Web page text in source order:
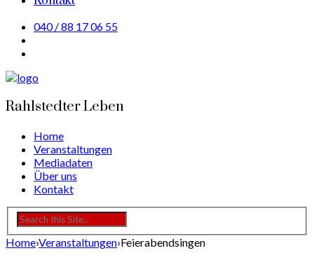
040 / 88 17 06 55
Rahlstedter Leben
Home
Veranstaltungen
Mediadaten
Über uns
Kontakt
Home›Veranstaltungen›Feierabendsingen